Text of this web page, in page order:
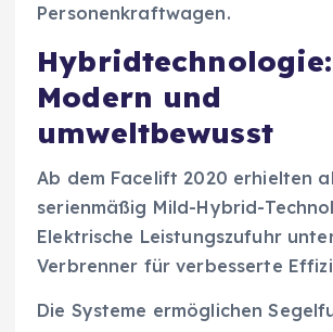
Personenkraftwagen.
Hybridtechnologie:
Modern und
umweltbewusst
Ab dem Facelift 2020 erhielten
serienmäßig Mild-Hybrid-
Elektrische Leistungszufuhr
Verbrenner für verbesserte
Die Systeme ermöglichen